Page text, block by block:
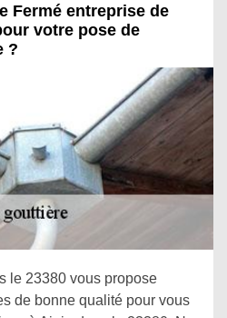
Fermé entreprise de
votre pose de
?
le 23380 vous propose
de bonne qualité pour vous